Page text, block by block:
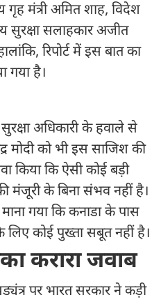
गृह मंत्री अमित शाह, विदेश
सुरक्षा सलाहकार अजीत
रिपोर्ट में इस बात का
गया है।
सुरक्षा अधिकारी के हवाले से
मोदी को भी इस साजिश की
किया कि ऐसी कोई बड़ी
की मंजूरी के बिना संभव नहीं है।
गया कि कनाडा के पास
कोई पुख्ता सबूत नहीं है।
करारा जवाब
पर भारत सरकार ने कड़ी